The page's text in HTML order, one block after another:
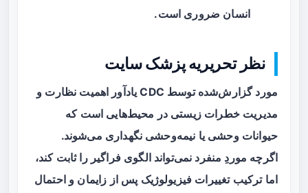
انسان ضروری است.
نظر تحریریه پزشک سایت
مورد گزارش‌شده توسط CDC یادآور اهمیت نظارت و
مدیریت خطرات زیستی در محیط‌هایی است که
حیوانات وحشی یا نیمه‌وحشی نگهداری می‌شوند.
اگرچه موردِ منفرد نمی‌تواند الگوی فراگیر را ثابت کند،
اما ترکیب تغییرات فیزیولوژیک پس از زایمان و احتمال